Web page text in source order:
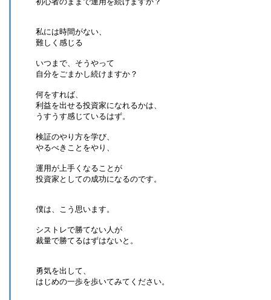
私には時間がない、
難しく感じる
いつまで、そうやって
自分をごまかし続けますか？
何をすれば、
利益を出せる投資家になれるかは、
うすうす感じているはず。
検証のやり方を学び、
やるべきことをやり、
運用が上手くなることが
投資家としての成功になるのです。
僕は、こう思います。
シストレで勝てない人が
裁量で勝てるはずはないと。
勇気を出して、
はじめの一歩を歩いてみてください。